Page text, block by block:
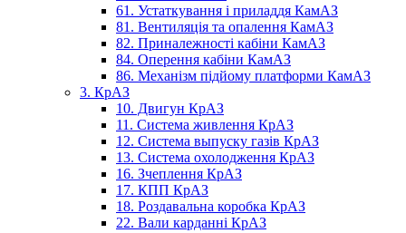
61. Устаткування і приладдя КамАЗ
81. Вентиляція та опалення КамАЗ
82. Приналежності кабіни КамАЗ
84. Оперення кабіни КамАЗ
86. Механізм підйому платформи КамАЗ
3. КрАЗ
10. Двигун КрАЗ
11. Система живлення КрАЗ
12. Система выпуску газів КрАЗ
13. Система охолодження КрАЗ
16. Зчеплення КрАЗ
17. КПП КрАЗ
18. Роздавальна коробка КрАЗ
22. Вали карданні КрАЗ